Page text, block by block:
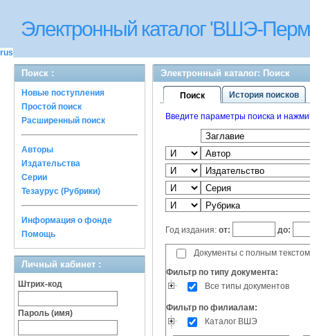
Электронный каталог 'ВШЭ-
rus
Поиск :
Новые поступления
Простой поиск
Расширенный поиск
Авторы
Издательства
Серии
Тезаурус (Рубрики)
Информация о фонде
Помощь
Личный кабинет :
Штрих-код
Пароль (имя)
Электронный каталог: Поиск
Поиск История поисков
Введите параметры поиска и
Год издания: от: до:
Документы с полным текстом
Фильтр по типу документа:
Все типы документов
Фильтр по филиалам:
Каталог ВШЭ